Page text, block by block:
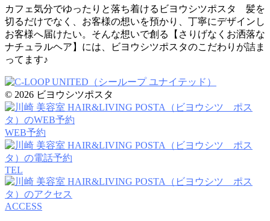
カフェ気分でゆったりと落ち着けるビヨウシツポスタ 髪を
切るだけでなく、お客様の想いを預かり、丁寧にデザインし
お客様へ届けたい。そんな想いで創る【さりげなくお洒落な
ナチュラルヘア】には、ビヨウシツポスタのこだわりが詰ま
ってます♪
© 2026 ビヨウシツポスタ
WEB予約
TEL
ACCESS